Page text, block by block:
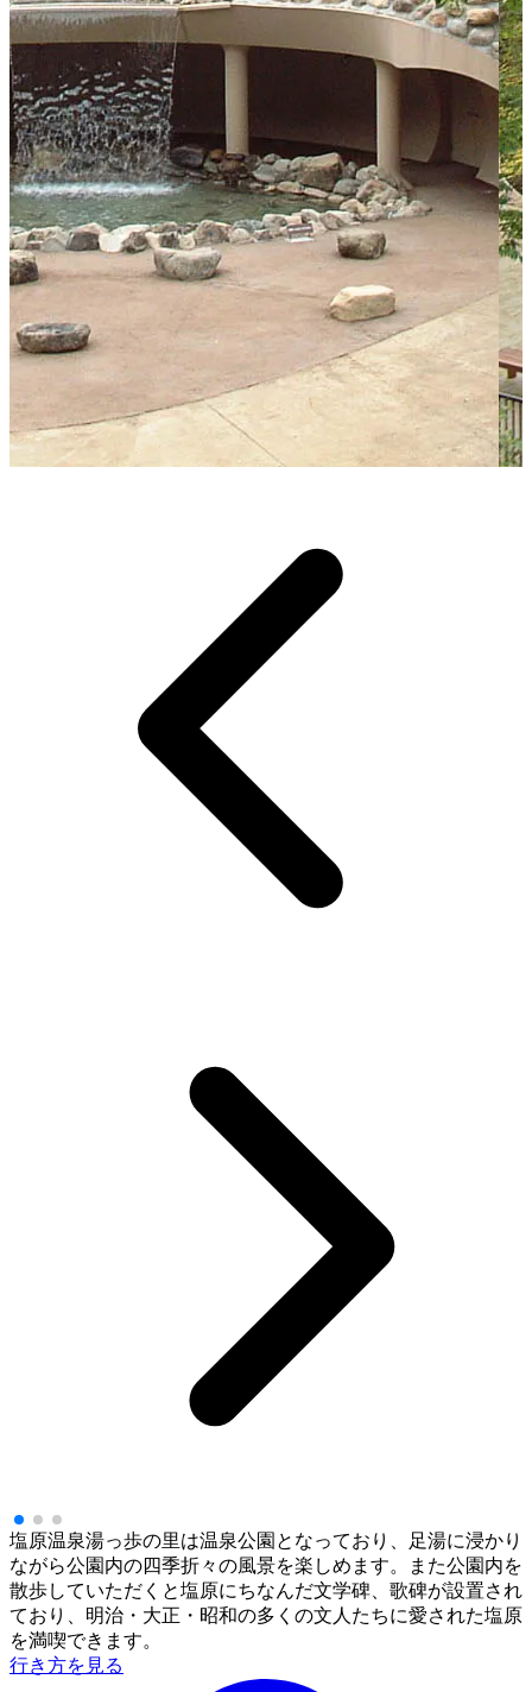
塩原温泉湯っ歩の里は温泉公園となっており、足湯に浸かり
ながら公園内の四季折々の風景を楽しめます。また公園内を
散歩していただくと塩原にちなんだ文学碑、歌碑が設置され
ており、明治・大正・昭和の多くの文人たちに愛された塩原
を満喫できます。
行き方を見る